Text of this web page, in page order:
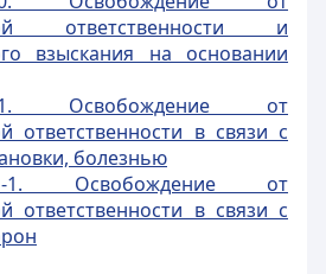
ответственности и
взыскания на основании
Освобождение от
ответственности в связи с
болезнью
1. Освобождение от
ответственности в связи с